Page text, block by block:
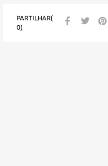
PARTILHAR(
0)